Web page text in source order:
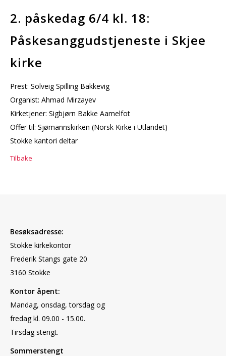
2. påskedag 6/4 kl. 18:
Påskesanggudstjeneste i Skjee
kirke
Prest: Solveig Spilling Bakkevig
Organist: Ahmad Mirzayev
Kirketjener: Sigbjørn Bakke Aamelfot
Offer til: Sjømannskirken (Norsk Kirke i Utlandet)
Stokke kantori deltar
Tilbake
Besøksadresse:
Stokke kirkekontor
Frederik Stangs gate 20
3160 Stokke
Kontor åpent:
Mandag, onsdag, torsdag og
fredag kl. 09.00 - 15.00.
Tirsdag stengt.
Sommerstengt